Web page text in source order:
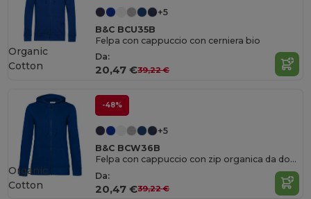
+5
B&C BCU35B
Felpa con cappuccio con cerniera bio
Da:
20,47 €39,22 €
Organic
Cotton
-48%
+5
B&C BCW36B
Felpa con cappuccio con zip organica da donna
Da:
20,47 €39,22 €
Organic
Cotton